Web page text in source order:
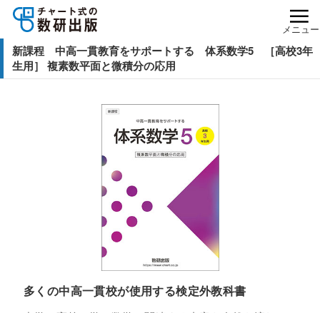
メニュー
新課程 中高一貫教育をサポートする 体系数学5 ［高校3年
生用］ 複素数平面と微積分の応用
多くの中高一貫校が使用する検定外教科書